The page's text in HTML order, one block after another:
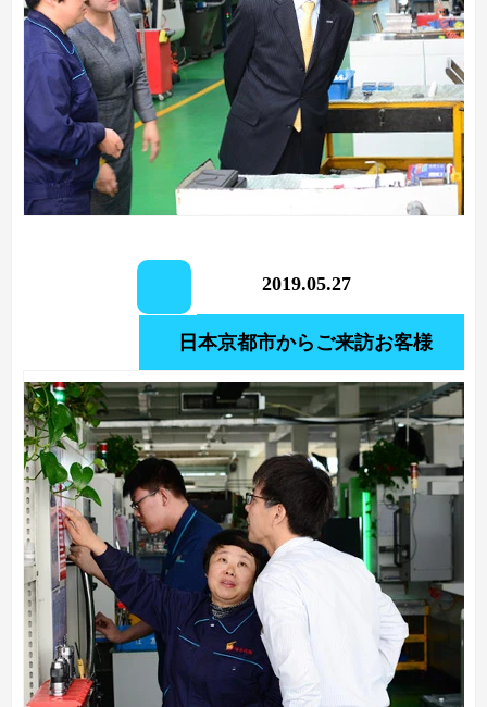
2019.05.27
日本京都市からご来訪お客様